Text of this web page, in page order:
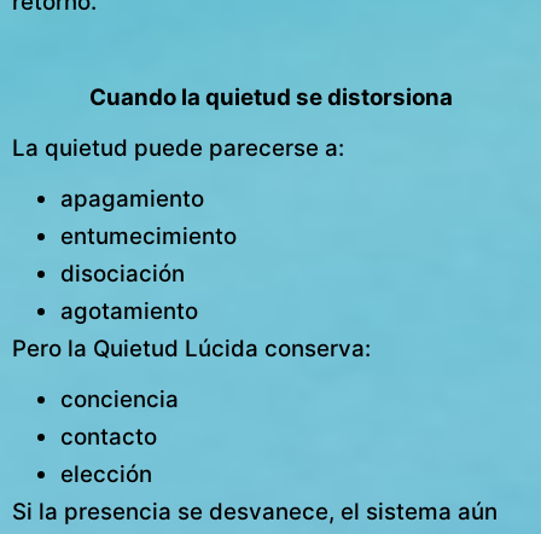
Cuando la quietud se distorsiona
La quietud puede parecerse a:
apagamiento
entumecimiento
disociación
agotamiento
Pero la Quietud Lúcida conserva:
conciencia
contacto
elección
Si la presencia se desvanece, el sistema aún